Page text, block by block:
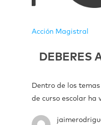
Acción Magistral
DEBERES
Dentro de los
de curso escolar ha